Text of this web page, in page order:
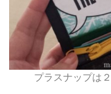
プラスナップは